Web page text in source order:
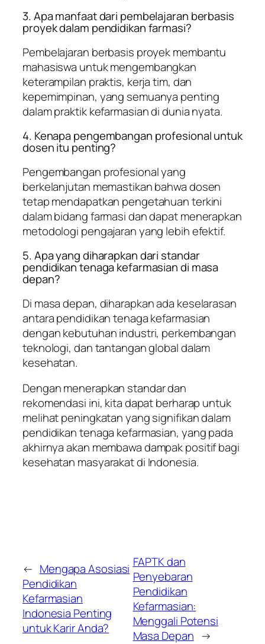
3. Apa manfaat dari pembelajaran berbasis
proyek dalam pendidikan farmasi?
Pembelajaran berbasis proyek membantu
mahasiswa untuk mengembangkan
keterampilan praktis, kerja tim, dan
kepemimpinan, yang semuanya penting
dalam praktik kefarmasian di dunia nyata.
4. Kenapa pengembangan profesional untuk
dosen itu penting?
Pengembangan profesional yang
berkelanjutan memastikan bahwa dosen
tetap mendapatkan pengetahuan terkini
dalam bidang farmasi dan dapat menerapkan
metodologi pengajaran yang lebih efektif.
5. Apa yang diharapkan dari standar
pendidikan tenaga kefarmasian di masa
depan?
Di masa depan, diharapkan ada keselarasan
antara pendidikan tenaga kefarmasian
dengan kebutuhan industri, perkembangan
teknologi, dan tantangan global dalam
kesehatan.
Dengan menerapkan standar dan
rekomendasi ini, kita dapat berharap untuk
melihat peningkatan yang signifikan dalam
pendidikan tenaga kefarmasian, yang pada
akhirnya akan membawa dampak positif bagi
kesehatan masyarakat di Indonesia.
← Mengapa Asosiasi
Pendidikan
Kefarmasian
Indonesia Penting
untuk Karir Anda?
FAPTK dan
Penyebaran
Pendidikan
Kefarmasian:
Menggali Potensi
Masa Depan →